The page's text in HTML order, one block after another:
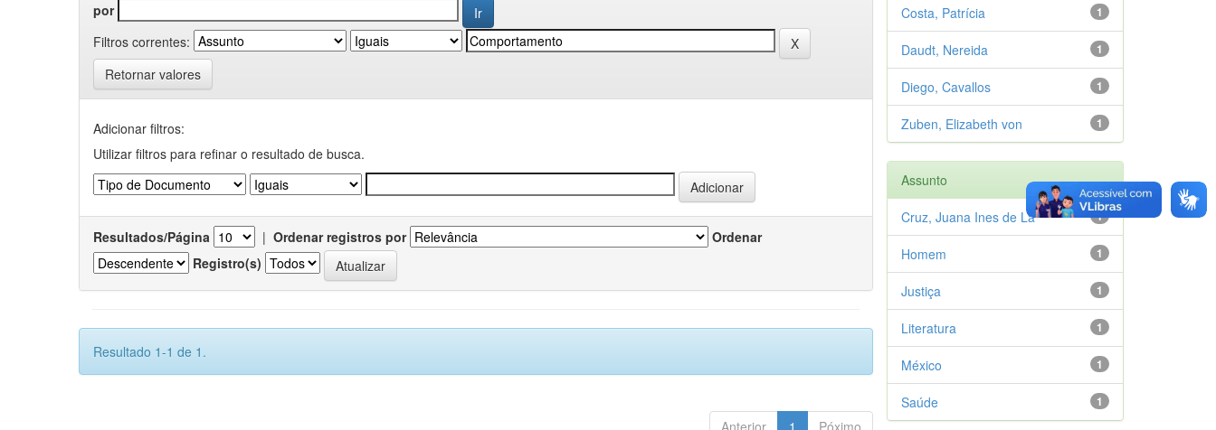
por
Filtros correntes:
Retornar valores
Adicionar filtros:
Utilizar filtros para refinar o resultado de busca.
Resultados/Página | Ordenar registros por
Ordenar
Registro(s)
Resultado 1-1 de 1.
Anterior 1 Póximo
1
Costa, Patrícia
1
Daudt, Nereida
1
Diego, Cavallos
1
Zuben, Elizabeth von
Assunto
1
Cruz, Juana Ines de La
1
Homem
1
Justiça
1
Literatura
1
México
1
Saúde